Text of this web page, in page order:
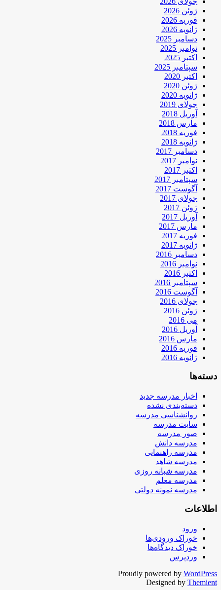
ژوئن 2026
فوریه 2026
ژانویه 2026
دسامبر 2025
نوامبر 2025
اکتبر 2025
سپتامبر 2025
اکتبر 2020
ژوئن 2020
ژانویه 2020
جولای 2019
آوریل 2018
مارس 2018
فوریه 2018
ژانویه 2018
دسامبر 2017
نوامبر 2017
اکتبر 2017
سپتامبر 2017
آگوست 2017
جولای 2017
ژوئن 2017
آوریل 2017
مارس 2017
فوریه 2017
ژانویه 2017
دسامبر 2016
نوامبر 2016
اکتبر 2016
سپتامبر 2016
آگوست 2016
جولای 2016
ژوئن 2016
می 2016
آوریل 2016
مارس 2016
فوریه 2016
ژانویه 2016
دسته‌ها
اخبار مدرسه جدید
دسته‌بندی نشده
روانشناسی مدرسه
سایت مدرسه
صور مدرسه
مدرسه دانش
مدرسه راهنمایی
مدرسه شاهد
مدرسه شبانه روزی
مدرسه معلم
مدرسه نمونه دولتی
اطلاعات
ورود
خوراک ورودی‌ها
خوراک دیدگاه‌ها
وردپرس
Proudly powered by WordPress
Designed by Themient